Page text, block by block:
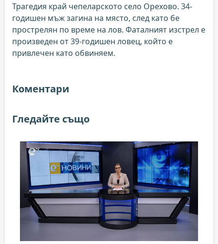
Трагедия край чепеларското село Орехово. 34-
годишен мъж загина на място, след като бе
прострелян по време на лов. Фаталният изстрел е
произведен от 39-годишен ловец, който е
привлечен като обвиняем.
Коментари
Гледайте също